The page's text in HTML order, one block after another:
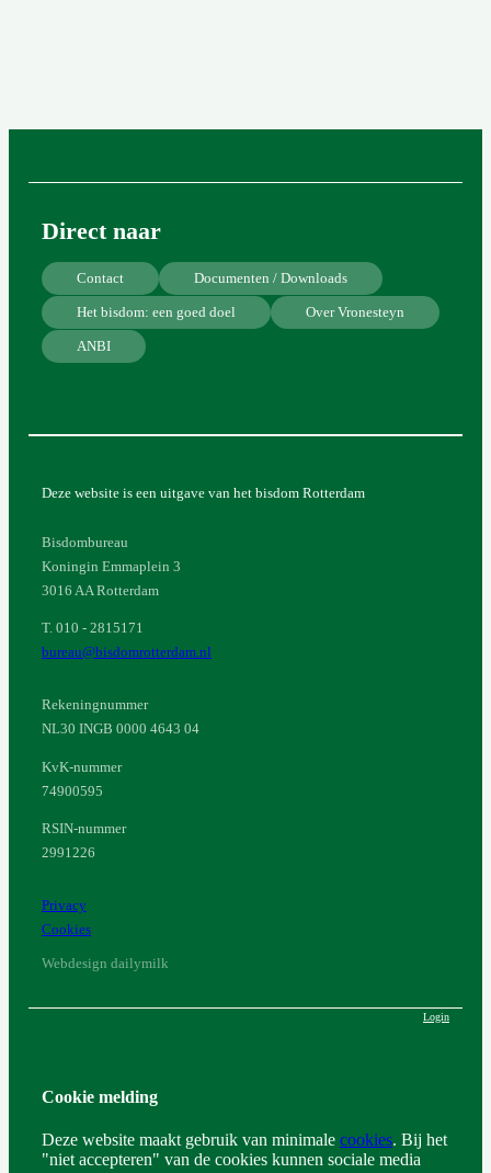
Direct naar
Contact Documenten / Downloads
Het bisdom: een goed doel Over Vronesteyn
ANBI
Deze website is een uitgave van het bisdom Rotterdam
Bisdombureau
Koningin Emmaplein 3
3016 AA Rotterdam
T. 010 - 2815171
bureau@bisdomrotterdam.nl
Rekeningnummer
NL30 INGB 0000 4643 04
KvK-nummer
74900595
RSIN-nummer
2991226
Privacy
Cookies
Webdesign dailymilk
Login
Cookie melding
Deze website maakt gebruik van minimale cookies. Bij het
"niet accepteren" van de cookies kunnen sociale media